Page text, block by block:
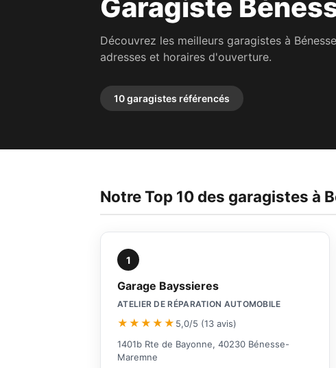
Garagiste
Découvrez les meilleurs garagistes à
adresses et horaires d'ouverture.
10 garagistes référencés
Notre Top 10 des garagistes à
1
Garage Bayssieres
ATELIER DE RÉPARATION AUTOMOBILE
★★★★★ 5,0/5 (13 avis)
1401b Rte de Bayonne, 40230 Bénesse-
Maremne